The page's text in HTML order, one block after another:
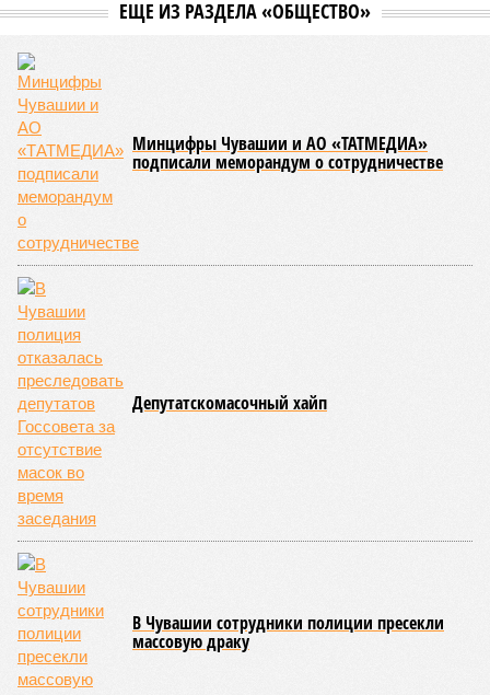
ведомственных знаков отличия, закрепив
атрибутов на уровне правительства субъекта. Согласно
обнародованным материалам, введены удостоверения и
нагрудные знаки мастера спорта Чувашии международного
класса по керешу, а также мастера спорта Чувашии.
Параллельно с этим разработана полная разрядная сетка
по керешу, охватывающая все ступени от третьего
юношеского разряда до уровня кандидата в мастера
спорта. Такая структура призвана обеспечить системность
в подготовке юных атлетов и создать чёткие ориентиры
для последовательного повышения их квалификации.
Керешу представляет собой традиционное единоборство,
уходящее корнями в культуру чувашского народа. Схватка
проходит следующим образом: соперники располагаются
лицом друг к другу, при этом через пояс каждого из них
перекинуто специальное матерчатое полотенце;
удерживаясь за этот элемент экипировки, борцы вступают
в противоборство, основная задача которого заключается в
том, чтобы опрокинуть противника.
Современная версия чувашской национальной борьбы
была создана в 1990-х годах. С того периода дисциплина
переживает этап активного возрождения, сохраняя при
этом неразрывную связь с многовековыми народными
традициями.
В настоящее время керешу демонстрирует рост